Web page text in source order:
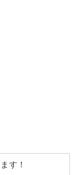
す！